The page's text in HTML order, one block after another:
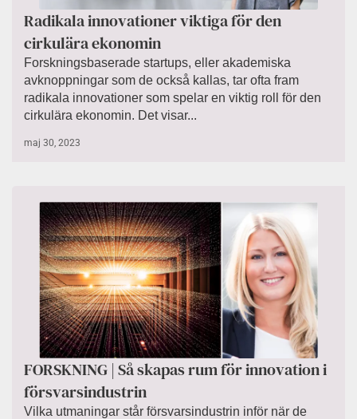
Radikala innovationer viktiga för den
cirkulära ekonomin
Forskningsbaserade startups, eller akademiska
avknoppningar som de också kallas, tar ofta fram
radikala innovationer som spelar en viktig roll för den
cirkulära ekonomin. Det visar...
maj 30, 2023
FORSKNING | Så skapas rum för innovation i
försvarsindustrin
Vilka utmaningar står försvarsindustrin inför när de